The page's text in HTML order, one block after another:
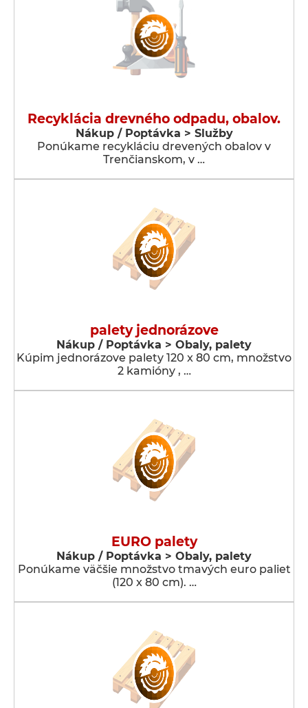
Recyklácia drevného odpadu, obalov.
Nákup / Poptávka > Služby
Ponúkame recykláciu drevených obalov v
Trenčianskom, v …
palety jednorázove
Nákup / Poptávka > Obaly, palety
Kúpim jednorázove palety 120 x 80 cm, množstvo
2 kamióny , …
EURO palety
Nákup / Poptávka > Obaly, palety
Ponúkame väčšie množstvo tmavých euro paliet
(120 x 80 cm). …